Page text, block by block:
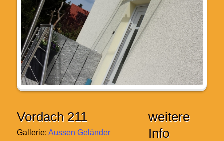
Vordach 211
Gallerie: Aussen Geländer
weitere
Info